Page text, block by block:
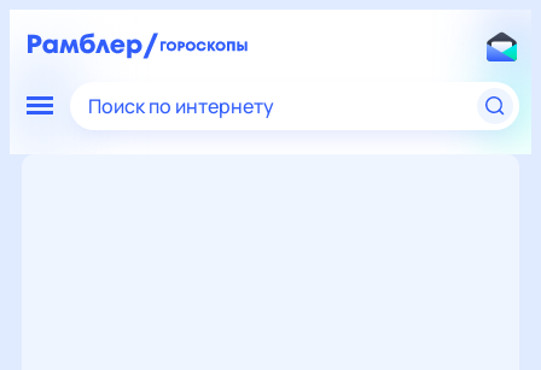
Поиск по интернету